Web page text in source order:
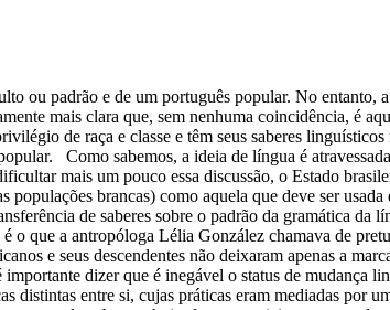
ou padrão e de um português popular. No
mais clara que, sem nenhuma coincidência, é
de raça e classe e têm seus saberes
Como sabemos, a ideia de língua é
mais um pouco essa discussão, o Estado
brancas) como aquela que deve ser
de saberes sobre o padrão da gramática
que a antropóloga Lélia González chamava de
e seus descendentes não deixaram apenas a
dizer que é inegável o status de
distintas entre si, cujas práticas eram mediadas por